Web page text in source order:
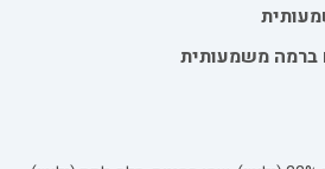
ברמה משמעותית